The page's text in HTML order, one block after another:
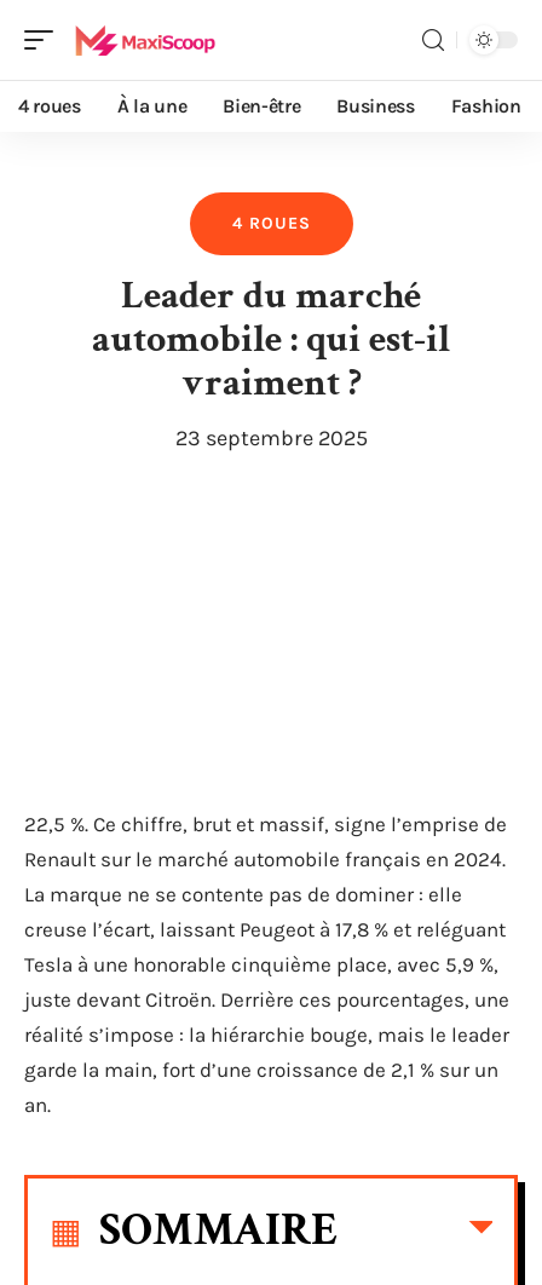
4 roues À la une Bien-être Business Fashion
4 ROUES
Leader du marché
automobile : qui est-il
vraiment ?
23 septembre 2025
22,5 %. Ce chiffre, brut et massif, signe l’emprise de
Renault sur le marché automobile français en 2024.
La marque ne se contente pas de dominer : elle
creuse l’écart, laissant Peugeot à 17,8 % et reléguant
Tesla à une honorable cinquième place, avec 5,9 %,
juste devant Citroën. Derrière ces pourcentages, une
réalité s’impose : la hiérarchie bouge, mais le leader
garde la main, fort d’une croissance de 2,1 % sur un
an.
SOMMAIRE